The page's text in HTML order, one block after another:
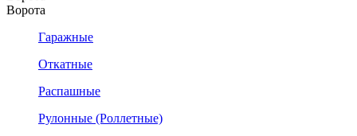
Ворота
Гаражные
Откатные
Распашные
Рулонные (Роллетные)